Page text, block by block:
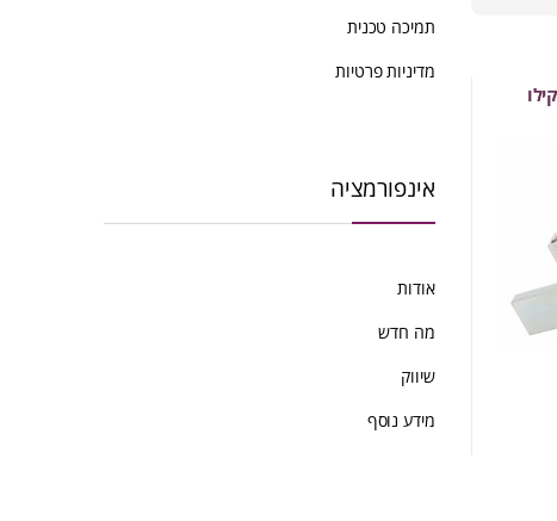
תמיכה טכנית
מדיניות פרטיות
אינפורמציה
אודות
מה חדש
שיווק
מידע נוסף